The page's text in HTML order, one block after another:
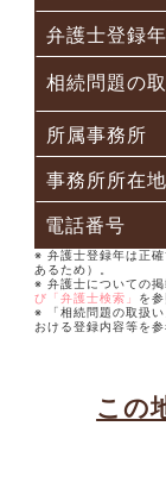
弁護士登録年
相続問題の
所属事務所
事務所所在地
電話番号
※ 弁護士登録年は正
あるため）。
※ 弁護士についての掲
び「弁護士検索」
を
※ 「相続問題の取扱い
おける登録内容等を
この